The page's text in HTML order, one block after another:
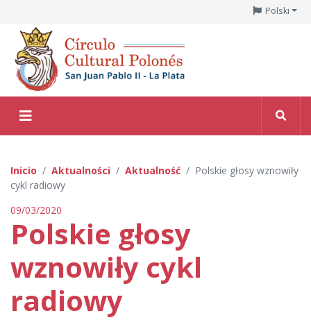
Polski
Inicio Aktualności Aktualność
Polskie głosy wznowiły
cykl radiowy
09/03/2020
Polskie głosy
wznowiły cykl
radiowy